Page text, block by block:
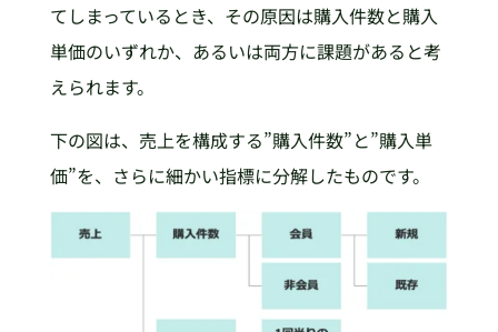
てしまっているとき、その原因は購入件数と購入
単価のいずれか、あるいは両方に課題があると考
えられます。
下の図は、売上を構成する”購入件数”と”購入単
価”を、さらに細かい指標に分解したものです。